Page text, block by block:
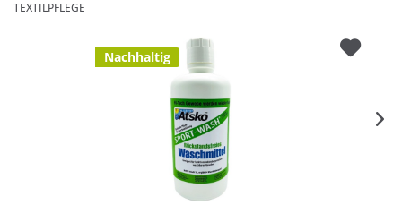
TEXTILPFLEGE
Nachhaltig